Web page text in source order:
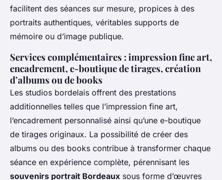
facilitent des séances sur mesure, propices à des
portraits authentiques, véritables supports de
mémoire ou d’image publique.
Services complémentaires : impression fine art,
encadrement, e-boutique de tirages, création
d’albums ou de books
Les studios bordelais offrent des prestations
additionnelles telles que l’impression fine art,
l’encadrement personnalisé ainsi qu’une e-boutique
de tirages originaux. La possibilité de créer des
albums ou des books contribue à transformer chaque
séance en expérience complète, pérennisant les
souvenirs portrait Bordeaux sous forme d’œuvres